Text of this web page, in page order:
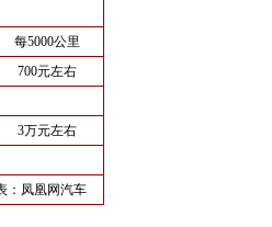
每5000公里
700元左右
3万元左右
： 凤凰网汽车